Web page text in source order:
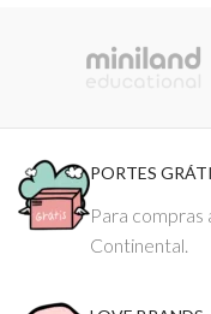
PORTES
Para compras
Continental.